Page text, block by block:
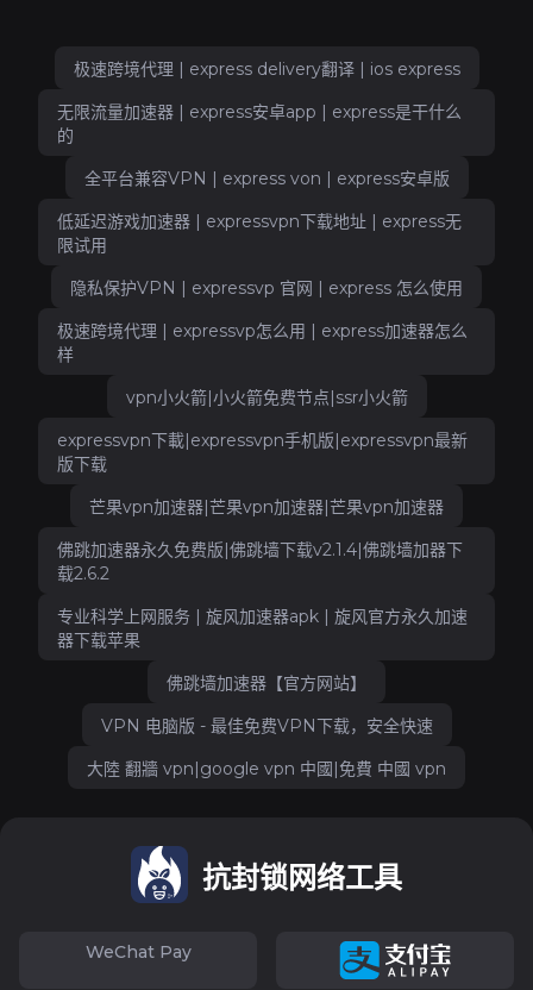
极速跨境代理 | express delivery翻译 | ios express
无限流量加速器 | express安卓app | express是干什么
的
全平台兼容VPN | express von | express安卓版
低延迟游戏加速器 | expressvpn下载地址 | express无
限试用
隐私保护VPN | expressvp 官网 | express 怎么使用
极速跨境代理 | expressvp怎么用 | express加速器怎么
样
vpn小火箭|小火箭免费节点|ssr小火箭
expressvpn下載|expressvpn手机版|expressvpn最新
版下载
芒果vpn加速器|芒果vpn加速器|芒果vpn加速器
佛跳加速器永久免费版|佛跳墙下载v2.1.4|佛跳墙加器下
载2.6.2
专业科学上网服务 | 旋风加速器apk | 旋风官方永久加速
器下载苹果
佛跳墙加速器【官方网站】
VPN 电脑版 - 最佳免费VPN下载，安全快速
大陸 翻牆 vpn|google vpn 中國|免費 中國 vpn
抗封锁网络工具
WeChat Pay